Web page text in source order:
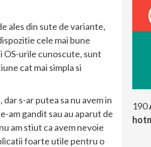
ales din sute de variante,
cele mai bune
OS-urile cunoscute, sunt
cat mai simpla si
s-ar putea sa nu avem in
am gandit sau au aparut de
am stiut ca avem nevoie
foarte utile pentru o
190